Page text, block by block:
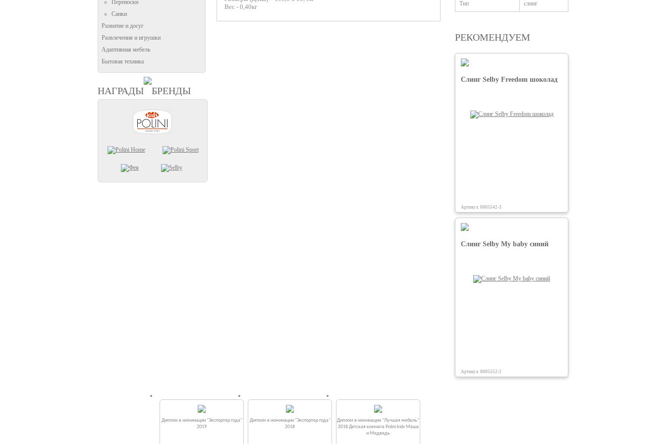
Переноски
Санки
Развитие и досуг
Развлечения и игрушки
Адаптивная мебель
Бытовая техника
НАГРАДЫ БРЕНДЫ
Вес - 0,40кг
Тип слинг
РЕКОМЕНДУЕМ
Слинг Selby Freedom шоколад
Артикул: 0005542-3
Слинг Selby My baby синий
Артикул: 0005552-2
Диплом в номинации "Экспортер года"
2019
Диплом в номинации "Экспортер года"
2018
Диплом в номинации "Лучшая мебель"
2018 Детская комната Polini kids Маша
и Медведь